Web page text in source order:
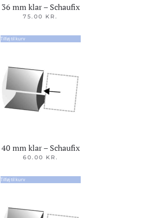
36 mm klar – Schaufix
75.00 KR.
Tilføj til kurv
40 mm klar – Schaufix
60.00 KR.
Tilføj til kurv